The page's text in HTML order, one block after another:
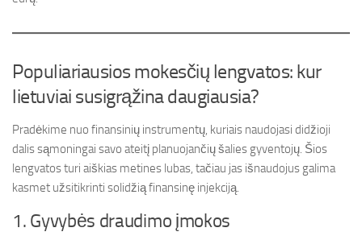
Populiariausios mokesčių lengvatos: kur
lietuviai susigrąžina daugiausia?
Pradėkime nuo finansinių instrumentų, kuriais naudojasi didžioji
dalis sąmoningai savo ateitį planuojančių šalies gyventojų. Šios
lengvatos turi aiškias metines lubas, tačiau jas išnaudojus galima
kasmet užsitikrinti solidžią finansinę injekciją.
1. Gyvybės draudimo įmokos